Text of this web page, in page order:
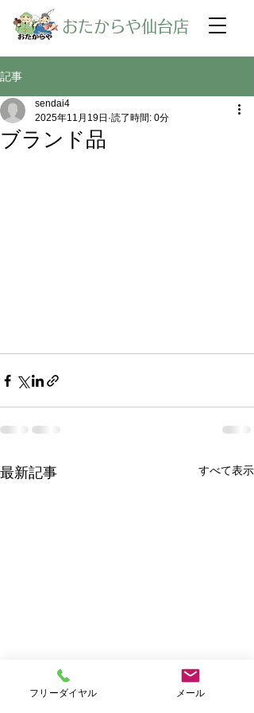
​おたからや仙台店
記事
ブランド品
sendai4
2025年11月19日 読了時間: 0分
最新記事 すべて表示
フリーダイヤル メール